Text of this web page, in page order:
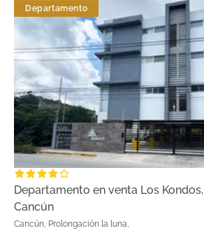
Departamento
Departamento en venta Los Kondos,
Cancún
Cancún, Prolongación la luna,